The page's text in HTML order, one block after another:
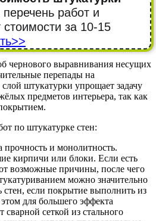
перечень работ и
стоимости за 10-15
чернового выравнивания несущих
перепады на
штукатурки упрощает задачу
предметов интерьера, так как
по штукатурке стен:
и монолитность.
кирпичи или блоки. Если есть
возможные причины, после чего
можно значительно
стен, если покрытие выполнить из
для большего эффекта
сеткой из стального